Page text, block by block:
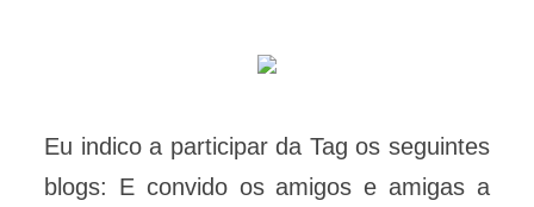
Eu indico a participar da Tag os seguintes
blogs: E convido os amigos e amigas a